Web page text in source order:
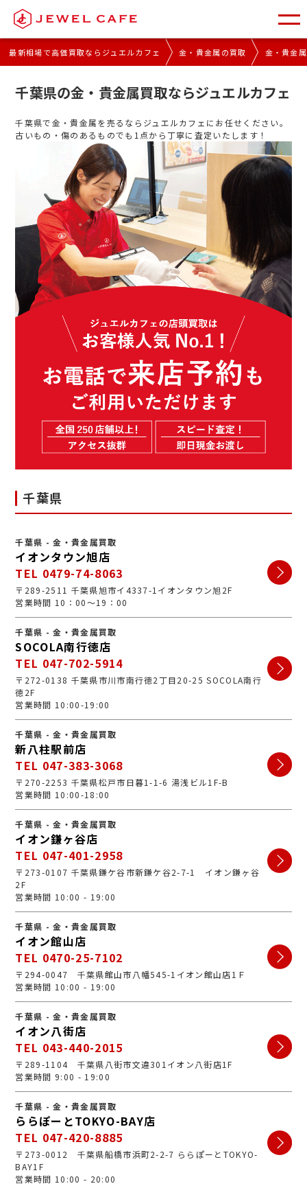
最新相場で高価買取ならジュエルカフェ 金・貴金属の買取 金・貴金
千葉県の金・貴金属買取ならジュエルカフェ
千葉県で金・貴金属を売るならジュエルカフェにお任せください。
古いもの・傷のあるものでも1点から丁寧に査定いたします！
千葉県
千葉県 - 金・貴金属買取
イオンタウン旭店
TEL 0479-74-8063
〒289-2511 千葉県旭市イ4337-1イオンタウン旭2F
営業時間 10：00～19：00
千葉県 - 金・貴金属買取
SOCOLA南行徳店
TEL 047-702-5914
〒272-0138 千葉県市川市南行徳2丁目20-25 SOCOLA南行
徳2F
営業時間 10:00-19:00
千葉県 - 金・貴金属買取
新八柱駅前店
TEL 047-383-3068
〒270-2253 千葉県松戸市日暮1-1-6 湯浅ビル1F-B
営業時間 10:00-18:00
千葉県 - 金・貴金属買取
イオン鎌ヶ谷店
TEL 047-401-2958
〒273-0107 千葉県鎌ケ谷市新鎌ケ谷2-7-1 イオン鎌ヶ谷
2F
営業時間 10:00 - 19:00
千葉県 - 金・貴金属買取
イオン館山店
TEL 0470-25-7102
〒294-0047 千葉県館山市八幡545-1イオン館山店1Ｆ
営業時間 10:00 - 19:00
千葉県 - 金・貴金属買取
イオン八街店
TEL 043-440-2015
〒289-1104 千葉県八街市文違301イオン八街店1F
営業時間 9:00 - 19:00
千葉県 - 金・貴金属買取
ららぽーとTOKYO-BAY店
TEL 047-420-8885
〒273-0012 千葉県船橋市浜町2-2-7 ららぽーとTOKYO-
BAY1F
営業時間 10:00 - 20:00